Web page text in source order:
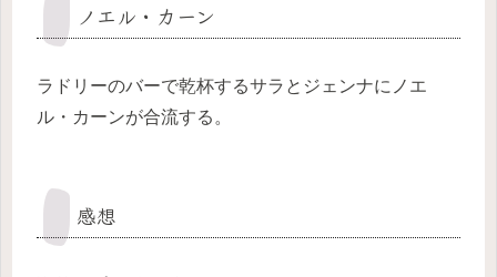
ノエル・カーン
ラドリーのバーで乾杯するサラとジェンナにノエ
ル・カーンが合流する。
感想